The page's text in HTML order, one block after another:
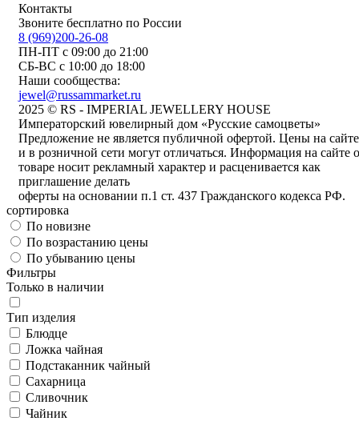
Контакты
Звоните бесплатно по России
8 (969)200-26-08
ПН-ПТ с 09:00 до 21:00
СБ-ВС с 10:00 до 18:00
Наши сообщества:
jewel@russammarket.ru
2025 © RS - IMPERIAL JEWELLERY HOUSE
Императорский ювелирный дом «Русские самоцветы»
Предложение не является публичной офертой. Цены на сайте
и в розничной сети могут отличаться. Информация на сайте о
товаре носит рекламный характер и расценивается как
приглашение делать
оферты на основании п.1 ст. 437 Гражданского кодекса РФ.
сортировка
По новизне
По возрастанию цены
По убыванию цены
Фильтры
Только в наличии
Тип изделия
Блюдце
Ложка чайная
Подстаканник чайный
Сахарница
Сливочник
Чайник